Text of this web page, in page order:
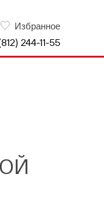
Избранное
244-11-55